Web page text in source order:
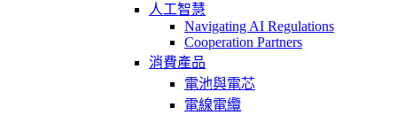
人工智慧
Navigating AI Regulations
Cooperation Partners
消費產品
電池與電芯
電線電纜